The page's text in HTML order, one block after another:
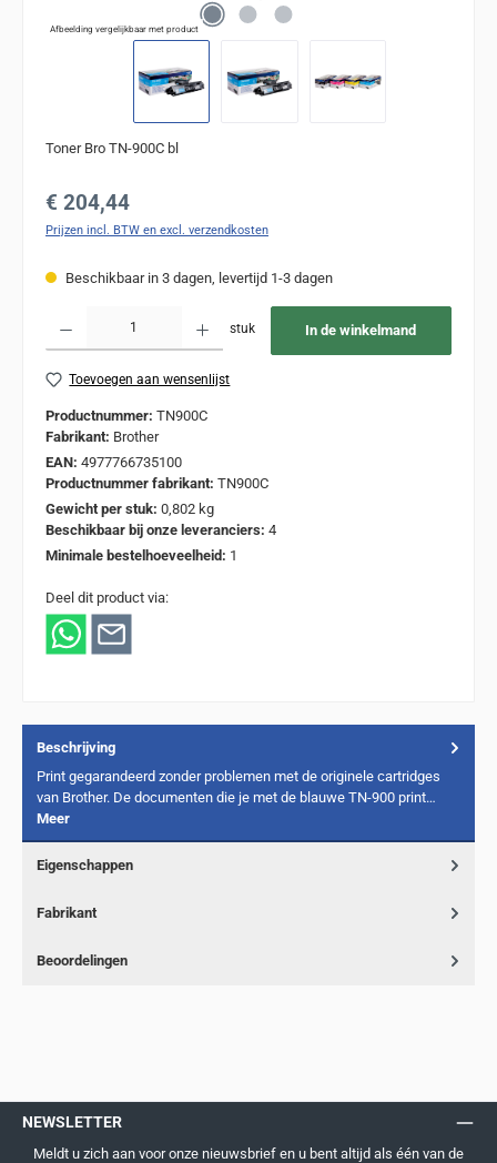
Afbeelding vergelijkbaar met product
Toner Bro TN-900C bl
Normale prijs:
€ 204,44
Prijzen incl. BTW en excl. verzendkosten
Beschikbaar in 3 dagen, levertijd 1-3 dagen
stuk In de winkelmand
Toevoegen aan wensenlijst
Productnummer: TN900C
Fabrikant: Brother
EAN: 4977766735100
Productnummer fabrikant: TN900C
Gewicht per stuk: 0,802 kg
Beschikbaar bij onze leveranciers: 4
Minimale bestelhoeveelheid: 1
Deel dit product via:
Beschrijving
Print gegarandeerd zonder problemen met de originele cartridges
van Brother. De documenten die je met de blauwe TN-900 print…
Meer
Eigenschappen
Fabrikant
Beoordelingen
NEWSLETTER
Meldt u zich aan voor onze nieuwsbrief en u bent altijd als één van de